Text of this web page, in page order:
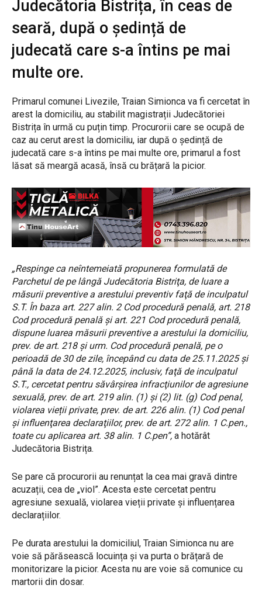
Judecătoria Bistrița, în ceas de
seară, după o ședință de
judecată care s-a întins pe mai
multe ore.
Primarul comunei Livezile, Traian Simionca va fi cercetat în
arest la domiciliu, au stabilit magistrații Judecătoriei
Bistrița în urmă cu puțin timp. Procurorii care se ocupă de
caz au cerut arest la domiciliu, iar după o ședință de
judecată care s-a întins pe mai multe ore, primarul a fost
lăsat să meargă acasă, însă cu brățară la picior.
„Respinge ca neîntemeiată propunerea formulată de
Parchetul de pe lângă Judecătoria Bistriţa, de luare a
măsurii preventive a arestului preventiv faţă de inculpatul
S.T. În baza art. 227 alin. 2 Cod procedură penală, art. 218
Cod procedură penală şi art. 221 Cod procedură penală,
dispune luarea măsurii preventive a arestului la domiciliu,
prev. de art. 218 şi urm. Cod procedură penală, pe o
perioadă de 30 de zile, începând cu data de 25.11.2025 şi
până la data de 24.12.2025, inclusiv, faţă de inculpatul
S.T., cercetat pentru săvârşirea infracţiunilor de agresiune
sexuală, prev. de art. 219 alin. (1) și (2) lit. (g) Cod penal,
violarea vieții private, prev. de art. 226 alin. (1) Cod penal
şi influenţarea declaraţiilor, prev. de art. 272 alin. 1 C.pen.,
toate cu aplicarea art. 38 alin. 1 C.pen”, a hotărât
Judecătoria Bistrița.
Se pare că procurorii au renunțat la cea mai gravă dintre
acuzații, cea de „viol”. Acesta este cercetat pentru
agresiune sexuală, violarea vieții private și influențarea
declarațiilor.
Pe durata arestului la domiciliul, Traian Simionca nu are
voie să părăsească locuința și va purta o brățară de
monitorizare la picior. Acesta nu are voie să comunice cu
martorii din dosar.